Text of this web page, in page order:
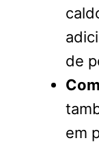
de
em